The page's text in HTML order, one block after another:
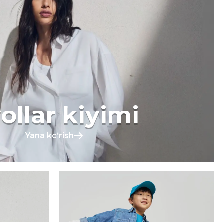
kiyimi
Yana koʻrish